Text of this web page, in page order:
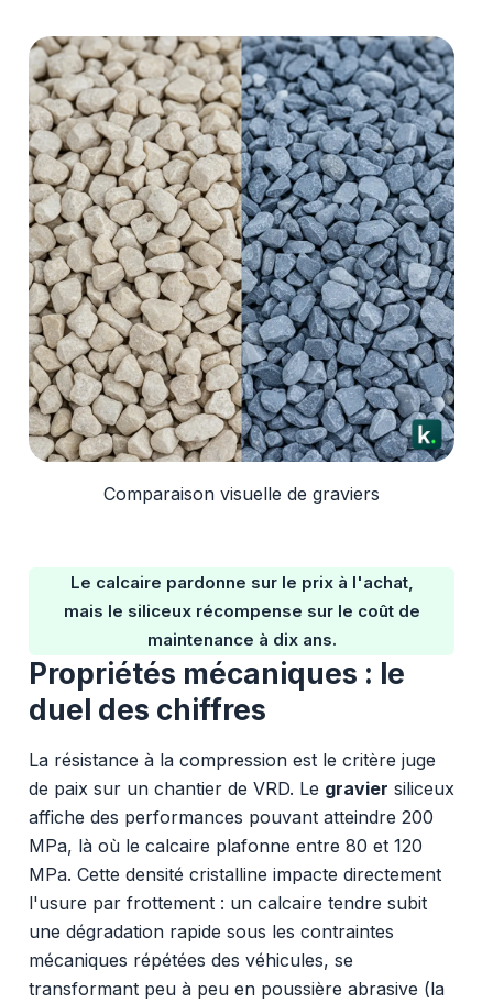
Comparaison visuelle de graviers
Le calcaire pardonne sur le prix à l'achat,
mais le siliceux récompense sur le coût de
maintenance à dix ans.
Propriétés mécaniques : le
duel des chiffres
La résistance à la compression est le critère juge
de paix sur un chantier de VRD. Le gravier siliceux
affiche des performances pouvant atteindre 200
MPa, là où le calcaire plafonne entre 80 et 120
MPa. Cette densité cristalline impacte directement
l'usure par frottement : un calcaire tendre subit
une dégradation rapide sous les contraintes
mécaniques répétées des véhicules, se
transformant peu à peu en poussière abrasive (la